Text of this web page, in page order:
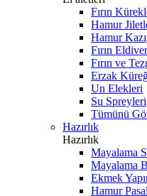
Fırın
Hamur
Hamur
Fırın
Fırın ve
Erzak
Un Elekleri
Su Spreyleri
Tümünü
Hazırlık
Hazırlık
Mayalama
Mayalama
Ekmek
Hamur